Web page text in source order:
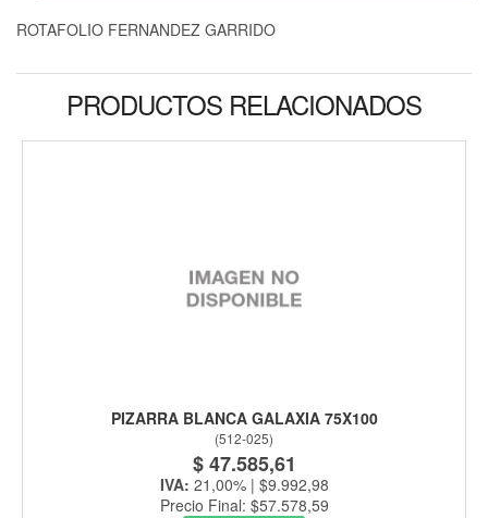
ROTAFOLIO FERNANDEZ GARRIDO
PRODUCTOS RELACIONADOS
PIZARRA BLANCA GALAXIA 75X100
(512-025)
$ 47.585,61
IVA: 21,00% | $9.992,98
Precio Final: $57.578,59